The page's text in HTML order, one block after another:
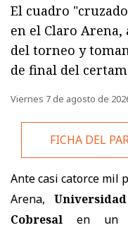
El cuadro
en el Claro
del torneo y
de final del
Viernes 7 de agosto de
FICHA DEL
Ante casi catorce mil
Arena,
Cobresal en un